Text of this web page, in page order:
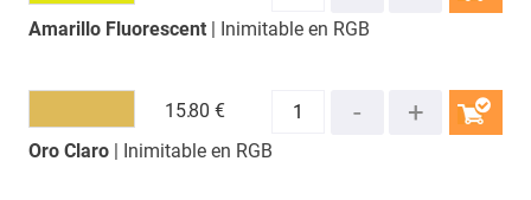
Amarillo Fluorescent| Inimitable en RGB
Oro Claro| Inimitable en RGB
15.80 €